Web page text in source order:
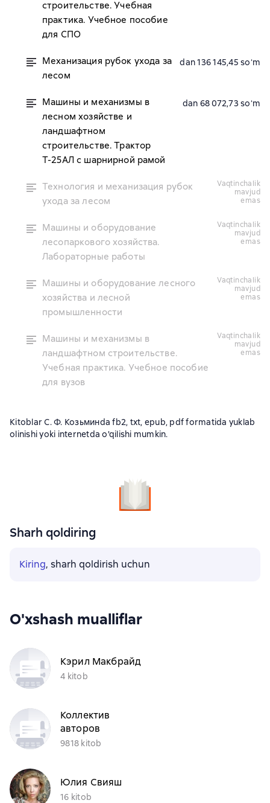
строительстве. Учебная
практика. Учебное пособие
для СПО
Механизация рубок ухода за
лесом
dan 136 145,45 soʻm
Машины и механизмы в
лесном хозяйстве и
ландшафтном
строительстве. Трактор
Т-25АЛ с шарнирной рамой
dan 68 072,73 soʻm
Технология и механизация рубок
ухода за лесом
vaqtinchalik
mavjud
emas
Машины и оборудование
лесопаркового хозяйства.
Лабораторные работы
vaqtinchalik
mavjud
emas
Машины и оборудование лесного
хозяйства и лесной
промышленности
vaqtinchalik
mavjud
emas
Машины и механизмы в
ландшафтном строительстве.
Учебная практика. Учебное пособие
для вузов
vaqtinchalik
mavjud
emas
Kitoblar С. Ф. Козьминda fb2, txt, epub, pdf formatida yuklab
olinishi yoki internetda o'qilishi mumkin.
Sharh qoldiring
Kiring, sharh qoldirish uchun
O'xshash mualliflar
Кэрил Макбрайд
4 kitob
Коллектив
авторов
9818 kitob
Юлия Свияш
16 kitob